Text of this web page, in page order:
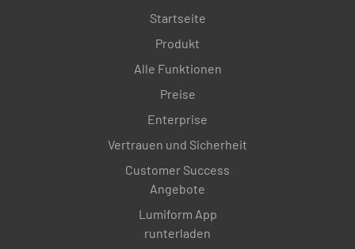
Startseite
Produkt
Alle Funktionen
Preise
Enterprise
Vertrauen und Sicherheit
Customer Success
Angebote
Lumiform App
runterladen